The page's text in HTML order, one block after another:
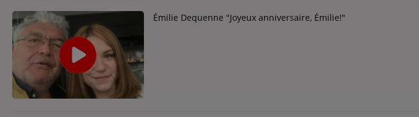
CONCOURS
Contact
Contact
Émilie Dequenne "Joyeux anniversaire, Émilie!"